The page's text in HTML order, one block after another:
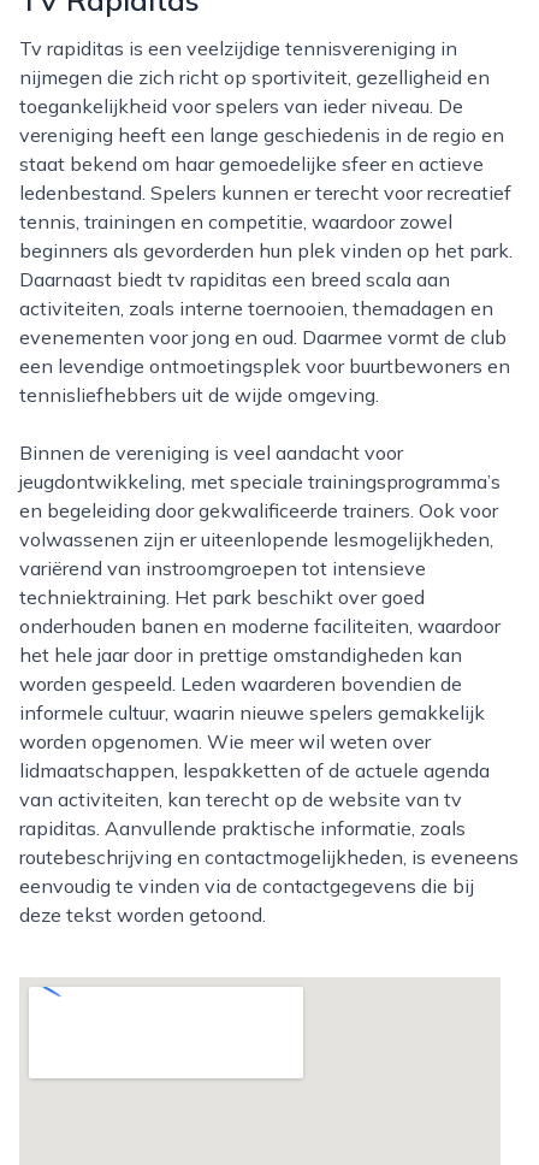
Tv rapiditas is een veelzijdige tennisvereniging in
nijmegen die zich richt op sportiviteit, gezelligheid en
toegankelijkheid voor spelers van ieder niveau. De
vereniging heeft een lange geschiedenis in de regio en
staat bekend om haar gemoedelijke sfeer en actieve
ledenbestand. Spelers kunnen er terecht voor recreatief
tennis, trainingen en competitie, waardoor zowel
beginners als gevorderden hun plek vinden op het park.
Daarnaast biedt tv rapiditas een breed scala aan
activiteiten, zoals interne toernooien, themadagen en
evenementen voor jong en oud. Daarmee vormt de club
een levendige ontmoetingsplek voor buurtbewoners en
tennisliefhebbers uit de wijde omgeving.
Binnen de vereniging is veel aandacht voor
jeugdontwikkeling, met speciale trainingsprogramma’s
en begeleiding door gekwalificeerde trainers. Ook voor
volwassenen zijn er uiteenlopende lesmogelijkheden,
variërend van instroomgroepen tot intensieve
techniektraining. Het park beschikt over goed
onderhouden banen en moderne faciliteiten, waardoor
het hele jaar door in prettige omstandigheden kan
worden gespeeld. Leden waarderen bovendien de
informele cultuur, waarin nieuwe spelers gemakkelijk
worden opgenomen. Wie meer wil weten over
lidmaatschappen, lespakketten of de actuele agenda
van activiteiten, kan terecht op de website van tv
rapiditas. Aanvullende praktische informatie, zoals
routebeschrijving en contactmogelijkheden, is eveneens
eenvoudig te vinden via de contactgegevens die bij
deze tekst worden getoond.